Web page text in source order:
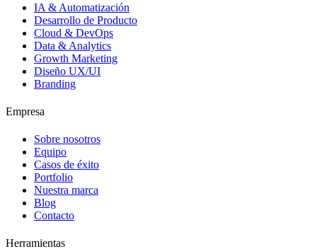
IA & Automatización
Desarrollo de Producto
Cloud & DevOps
Data & Analytics
Growth Marketing
Diseño UX/UI
Branding
Empresa
Sobre nosotros
Equipo
Casos de éxito
Portfolio
Nuestra marca
Blog
Contacto
Herramientas